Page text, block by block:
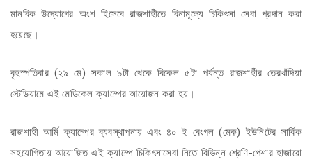
মানবিক উদ্যোগের অংশ হিসেবে রাজশাহীতে বিনামূল্যে চিকিৎসা সেবা প্রদান করা
হয়েছে।
বৃহস্পতিবার (২৯ মে) সকাল ৯টা থেকে বিকেল ৫টা পর্যন্ত রাজশাহীর তেরখাঁদিয়া
স্টেডিয়ামে এই মেডিকেল ক্যাম্পের আয়োজন করা হয়।
রাজশাহী আর্মি ক্যাম্পের ব্যবস্থাপনায় এবং ৪০ ই বেংগল (মেক) ইউনিটের সার্বিক
সহযোগিতায় আয়োজিত এই ক্যাম্পে চিকিৎসাসেবা নিতে বিভিন্ন শ্রেণি-পেশার হাজারো